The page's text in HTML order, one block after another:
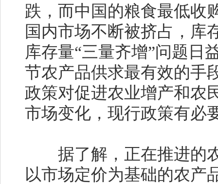
跌，而中国的粮食最低收
国内市场不断被挤占，库
库存量“三量齐增”问题日
节农产品供求最有效的手
政策对促进农业增产和农
市场变化，现行政策有必
据了解，正在推进的农
以市场定价为基础的农产